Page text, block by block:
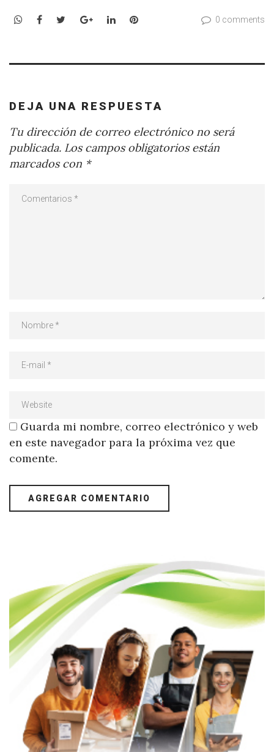
WhatsApp
Facebook
TwitterGoogle+LinkedInPinterest 0 comments
DEJA UNA RESPUESTA
Tu dirección de correo electrónico no será
publicada. Los campos obligatorios están
marcados con *
Guarda mi nombre, correo electrónico y web
en este navegador para la próxima vez que
comente.